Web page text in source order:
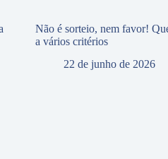
Não é sorteio, nem favor!
a vários critérios
22 de junho de 2026